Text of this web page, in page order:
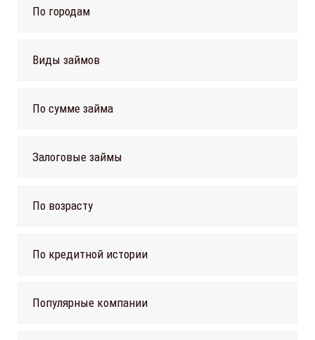
По городам
Виды займов
По сумме займа
Залоговые займы
По возрасту
По кредитной истории
Популярные компании